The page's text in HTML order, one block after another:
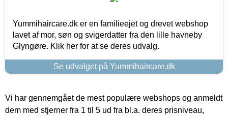
Yummihaircare.dk er en familieejet og drevet webshop
lavet af mor, søn og svigerdatter fra den lille havneby
Glyngøre. Klik her for at se deres udvalg.
Se udvalget på Yummihaircare.dk
Vi har gennemgået de mest populære webshops og anmeldt
dem med stjerner fra 1 til 5 ud fra bl.a. deres prisniveau,